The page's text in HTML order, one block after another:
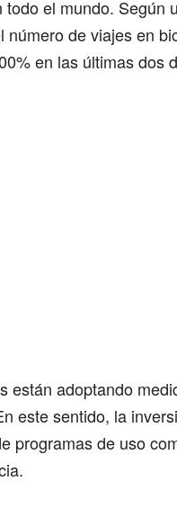
el mundo. Según
de viajes en
en las últimas dos
están adoptando
este sentido, la
programas de uso